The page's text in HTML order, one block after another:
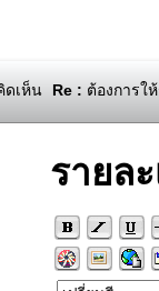
ดเห็น Re : ต้องการใ
รายล